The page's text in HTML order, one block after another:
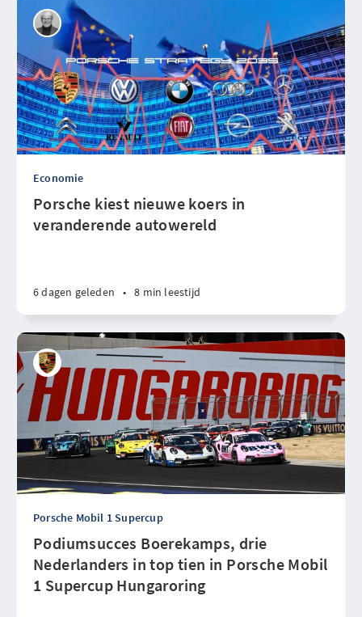
Economie
Porsche kiest nieuwe koers in
veranderende autowereld
6 dagen geleden • 8 min leestijd
Porsche Mobil 1 Supercup
Podiumsucces Boerekamps, drie
Nederlanders in top tien in Porsche Mobil
1 Supercup Hungaroring